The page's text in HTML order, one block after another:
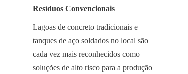
Resíduos Convencionais
Lagoas de concreto tradicionais e
tanques de aço soldados no local são
cada vez mais reconhecidos como
soluções de alto risco para a produção